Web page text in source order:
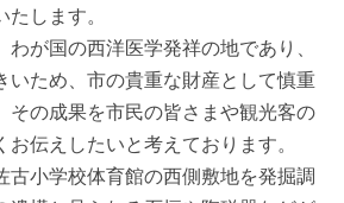
します。
が国の西洋医学発祥の地であり、
いため、市の貴重な財産として慎重
その成果を市民の皆さまや観光客の
伝えしたいと考えております。
古小学校体育館の西側敷地を発掘調